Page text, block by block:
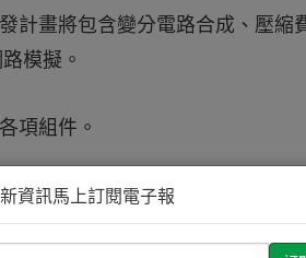
計畫將包含變分電路合成、壓縮
模擬。
項組件。
提供一個實用的數值試驗場，
感的直覺。」
資訊馬上訂閱電子報